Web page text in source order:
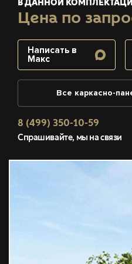
В ДАННОЙ
Цена по
Написать в
Макс
Все каркасно-
8 (499) 350-10-59
Спрашивайте, мы на связи